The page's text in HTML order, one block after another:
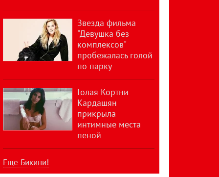
Звезда фильма
"Девушка без
комплексов"
пробежалась голой
по парку
Голая Кортни
Кардашян
прикрыла
интимные места
пеной
Еще Бикини!